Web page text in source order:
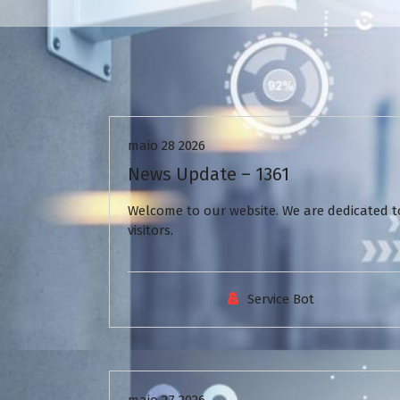
Uncategorized
maio 28 2026
News Update – 1361
Welcome to our website. We are
visitors.
Service Bot